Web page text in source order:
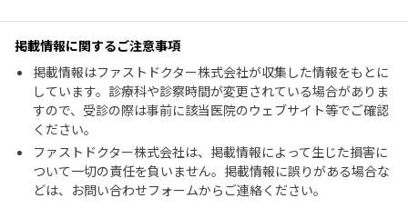
掲載情報に関するご注意事項
掲載情報はファストドクター株式会社が収集した情報をもとに
しています。診療科や診察時間が変更されている場合がありま
すので、受診の際は事前に該当医院のウェブサイト等でご確認
ください。
ファストドクター株式会社は、掲載情報によって生じた損害に
ついて一切の責任を負いません。掲載情報に誤りがある場合な
どは、お問い合わせフォームからご連絡ください。